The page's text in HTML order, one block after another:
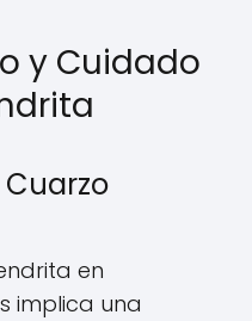
y Cuidado
en
implica una